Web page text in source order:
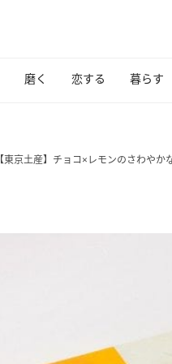
磨く 恋する 暮らす
【東京土産】チョコ×レモンのさわや